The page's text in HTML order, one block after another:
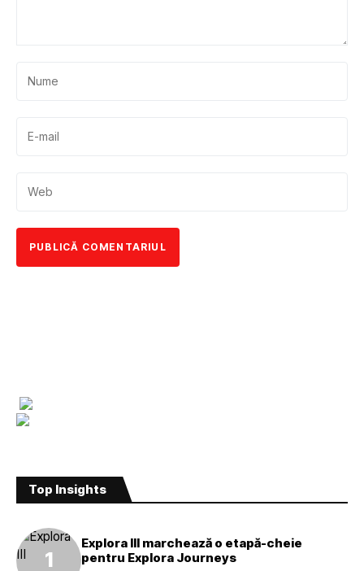
Top Insights
Explora III marchează o etapă-cheie
pentru Explora Journeys